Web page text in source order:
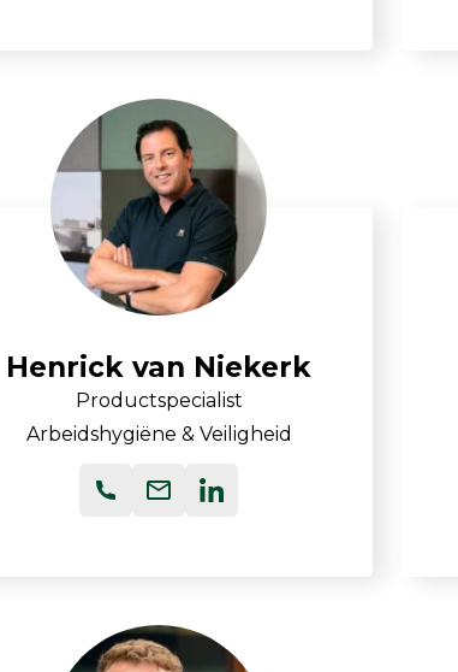
Henrick van Niekerk
Productspecialist
Arbeidshygiëne & Veiligheid